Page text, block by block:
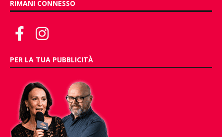
RIMANI CONNESSO
PER LA TUA PUBBLICITÀ